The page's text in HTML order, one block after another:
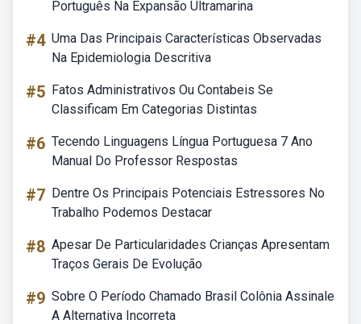
Português Na Expansão Ultramarina
#4 Uma Das Principais Características Observadas
Na Epidemiologia Descritiva
#5 Fatos Administrativos Ou Contabeis Se
Classificam Em Categorias Distintas
#6 Tecendo Linguagens Língua Portuguesa 7 Ano
Manual Do Professor Respostas
#7 Dentre Os Principais Potenciais Estressores No
Trabalho Podemos Destacar
#8 Apesar De Particularidades Crianças Apresentam
Traços Gerais De Evolução
#9 Sobre O Período Chamado Brasil Colônia Assinale
A Alternativa Incorreta